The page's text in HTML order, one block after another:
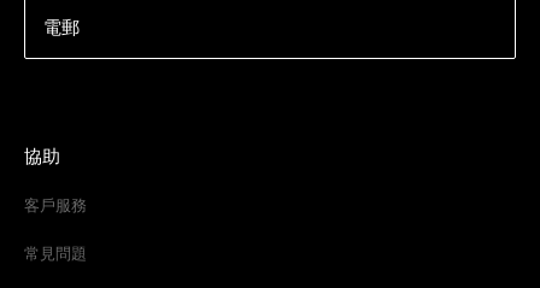
電郵
協助
客戶服務
常見問題